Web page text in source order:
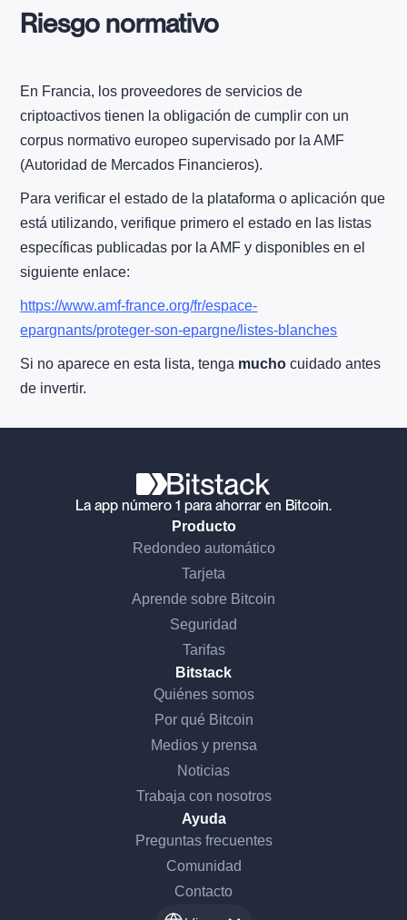
Riesgo normativo
En Francia, los proveedores de servicios de
criptoactivos tienen la obligación de cumplir con un
corpus normativo europeo supervisado por la AMF
(Autoridad de Mercados Financieros).
Para verificar el estado de la plataforma o aplicación que
está utilizando, verifique primero el estado en las listas
específicas publicadas por la AMF y disponibles en el
siguiente enlace:
https://www.amf-france.org/fr/espace-
epargnants/proteger-son-epargne/listes-blanches
Si no aparece en esta lista, tenga muchocuidado antes
de invertir.
La app número 1 para ahorrar en Bitcoin.
Producto
Redondeo automático
Tarjeta
Aprende sobre Bitcoin
Seguridad
Tarifas
Bitstack
Quiénes somos
Por qué Bitcoin
Medios y prensa
Noticias
Trabaja con nosotros
Ayuda
Preguntas frecuentes
Comunidad
Contacto